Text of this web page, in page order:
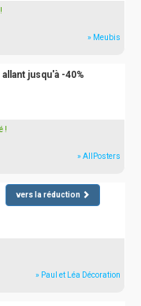
» Meubis
jusqu'à -40%
!
» AllPosters
vers la réduction
» Paul et Léa Décoration